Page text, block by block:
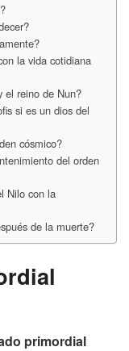
la vida cotidiana
el reino de Nun?
si es un dios del
cósmico?
del orden
Nilo con la
de la muerte?
primordial